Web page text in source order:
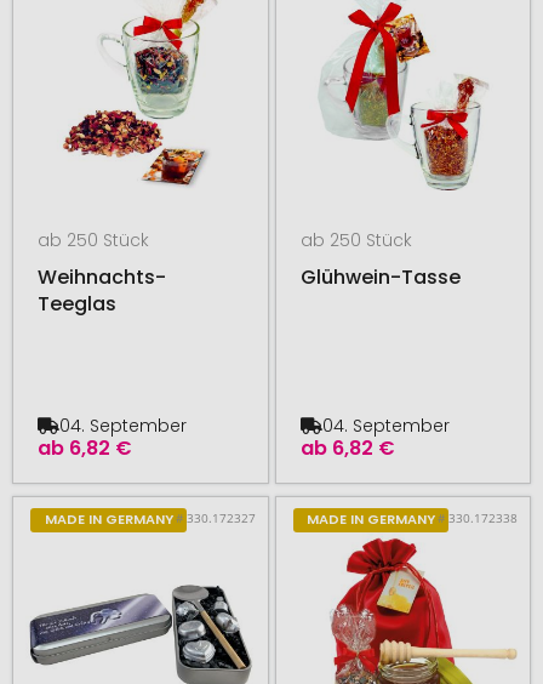
ab 250 Stück
Weihnachts-
Teeglas
ab 6,82 €
04. September
ab 250 Stück
Glühwein-Tasse
ab 6,82 €
04. September
MADE IN GERMANY# 330.172327 MADE IN GERMANY# 330.172338